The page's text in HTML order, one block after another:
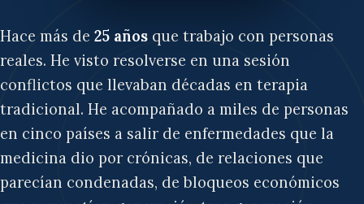
Hace más de 25 años que trabajo con personas
reales. He visto resolverse en una sesión
conflictos que llevaban décadas en terapia
tradicional. He acompañado a miles de personas
en cinco países a salir de enfermedades que la
medicina dio por crónicas, de relaciones que
parecían condenadas, de bloqueos económicos